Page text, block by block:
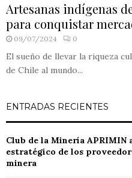
Artesanas indígenas
para conquistar
09/07/2024 0
El sueño de llevar la riqueza
de Chile al mundo...
ENTRADAS RECIENTES
Club de la Minería APRIMIN
estratégico de los
minera